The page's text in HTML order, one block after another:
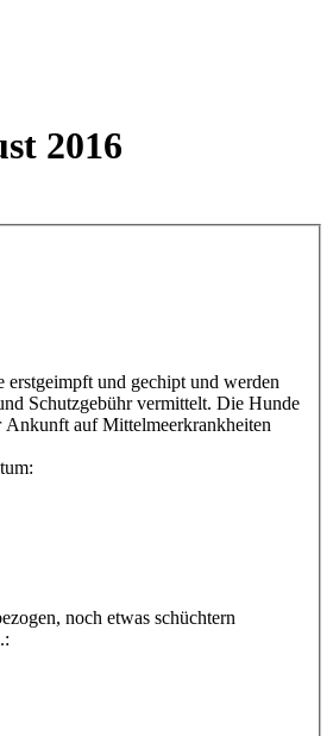
2016
erstgeimpft und gechipt und werden
Schutzgebühr vermittelt. Die Hunde
Ankunft auf Mittelmeerkrankheiten
noch etwas schüchtern